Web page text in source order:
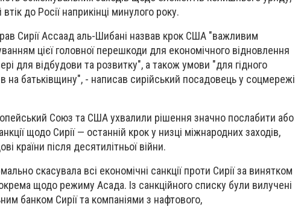
до Росії наприкінці минулого року.
Сирії Ассаад аль-Шибані назвав крок США "важливим
цієї головної перешкоди для економічного відновлення
для відбудови та розвитку", а також умови "для гідного
на батьківщину", - написав сирійський посадовець у соцмережі
Союз та США ухвалили рішення значно послабити або
щодо Сирії — останній крок у низці міжнародних заходів,
країни після десятилітньої війни.
скасувала всі економічні санкції проти Сирії за винятком
щодо режиму Асада. Із санкційного списку були вилучені
банком Сирії та компаніями з нафтового,